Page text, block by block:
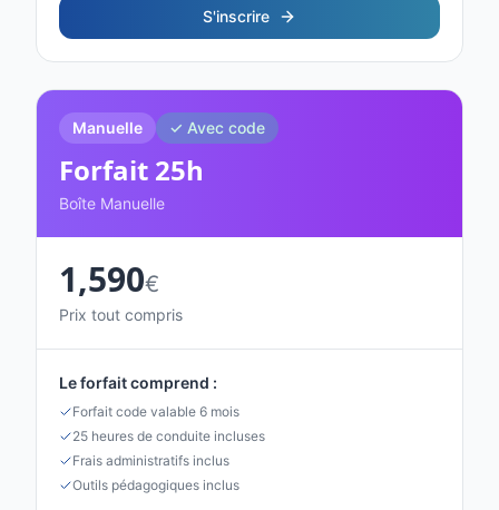
S'inscrire
Manuelle ✓ Avec code
Forfait 25h
Boîte Manuelle
1,590€
Prix tout compris
Le forfait comprend :
Forfait code valable 6 mois
25 heures de conduite incluses
Frais administratifs inclus
Outils pédagogiques inclus